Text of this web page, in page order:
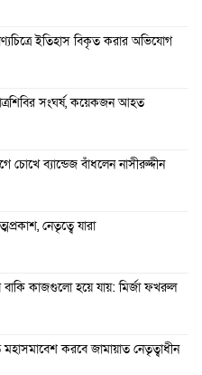
ইতিহাস বিকৃত করার অভিযোগ
সংঘর্ষ, কয়েকজন আহত
চোখে ব্যান্ডেজ বাঁধলেন নাসীরুদ্দীন
নেতৃত্বে যারা
বাকি কাজগুলো হয়ে যায়: মির্জা ফখরুল
করবে জামায়াত নেতৃত্বাধীন